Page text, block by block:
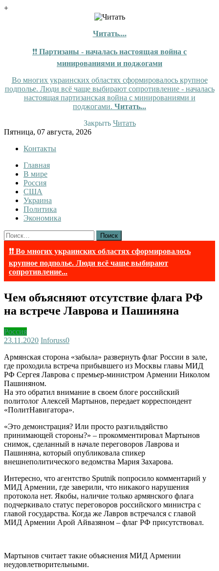
+
Читать....
❗❗ Партизаны - началась настоящая война с
минированиями и поджогами
Во многих украинских областях сформировалось крупное
подполье. Люди всё чаще выбирают сопротивление - началась
настоящая партизанская война с минированиями и
поджогами. Читать...
Закрыть Читать
Skip
content
Пятница, 07 августа, 2026
Контакты
InfoRuss
InfoRuss — Новости
Главная
В мире
Россия
США
Украина
Политика
Экономика
Найти:
❗❗ Во многих украинских областях сформировалось
крупное подполье. Люди всё чаще выбирают
сопротивление...
Чем объясняют отсутствие флага РФ
на встрече Лаврова и Пашиняна
Россия
23.11.2020 Inforuss0
Армянская сторона «забыла» развернуть флаг России в зале,
где проходила встреча прибывшего из Москвы главы МИД
РФ Сергея Лаврова с премьер-министром Армении Николом
Пашиняном.
На это обратил внимание в своем блоге российский
политолог Алексей Мартынов, передает корреспондент
«ПолитНавигатора».
«Это демонстрация? Или просто разгильдяйство
принимающей стороны?» – прокомментировал Мартынов
снимок, сделанный в начале переговоров Лаврова и
Пашиняна, который опубликовала спикер
внешнеполитического ведомства Мария Захарова.
Интересно, что агентство Sputnik попросило комментарий у
МИД Армении, где заверили, что никакого нарушения
протокола нет. Якобы, наличие только армянского флага
подчеркивало статус переговоров российского министра с
главой государства. Когда же Лавров встречался с главой
МИД Армении Арой Айвазяном – флаг РФ присутствовал.
Мартынов считает такие объяснения МИД Армении
неудовлетворительными.